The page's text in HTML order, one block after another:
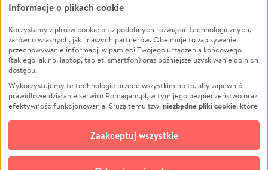
Leczenie
Zwierzęta
Pożar
Ukraina
Pomoc Finansowa
Projekty
Pogrzeb
Społeczność lokalna
Kultura
Powódź
Wichura
NGO
Edukacja
Podróż
Impreza
Ochrona środowiska
Biznes
Informacje o plikach cookie
Korzystamy z plików cookie oraz podobnych rozwiązań technologicznych,
zarówno własnych, jak i naszych partnerów. Obejmuje to zapisywanie i
przechowywanie informacji w pamięci Twojego urządzenia końcowego
(takiego jak np. laptop, tablet, smartfon) oraz późniejsze uzyskiwanie do nich
dostępu.
Wykorzystujemy te technologie przede wszystkim po to, aby zapewnić
prawidłowe działanie serwisu Pomagam.pl, w tym jego bezpieczeństwo oraz
efektywność funkcjonowania. Służą temu tzw.niezbędne pliki cookie, które
opcjonalnych plików cookie
technologii do celów analitycznych i retargetingowych. Możesz wyrazić
zgodę na ich stosowanie lub jej odmówić. W dowolnym momencie masz
możliwość zmiany swoich preferencji na stronie „Zarządzaj zgodami cookie”,
Zaakceptuj wszystkie